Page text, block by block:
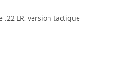
.22 LR, version tactique